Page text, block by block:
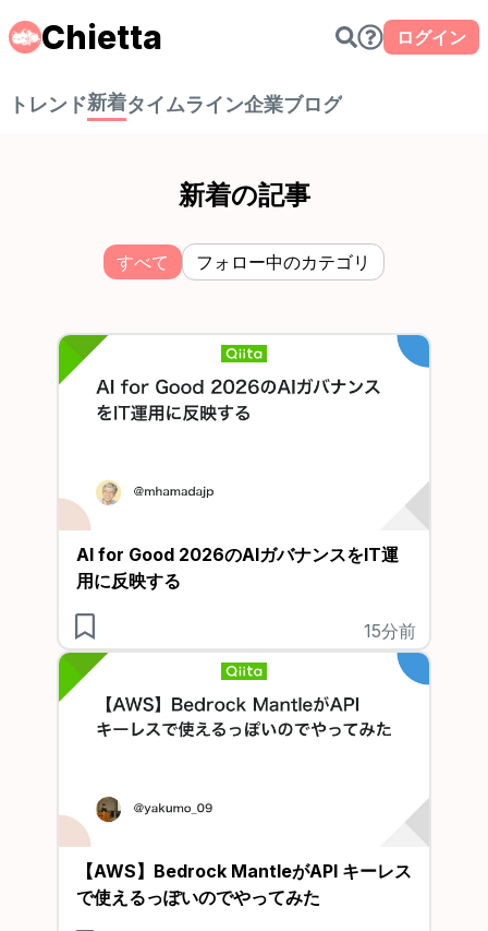
Chietta ログイン
トレンド新着タイムライン企業ブログ
新着の記事
すべて フォロー中のカテゴリ
AI for Good 2026のAIガバナンスをIT運
用に反映する
15分前
【AWS】Bedrock MantleがAPI キーレス
で使えるっぽいのでやってみた